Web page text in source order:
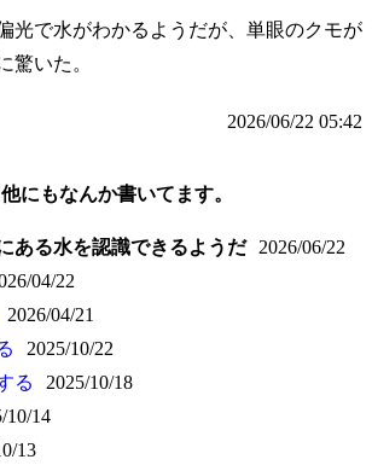
光で水がわかるようだが、単眼のクモが
驚いた。
2026/06/22 05:42
にもなんか書いてます。
ある水を認識できるようだ
2026/06/22
04/22
2026/04/21
2025/10/22
る
2025/10/18
10/14
13